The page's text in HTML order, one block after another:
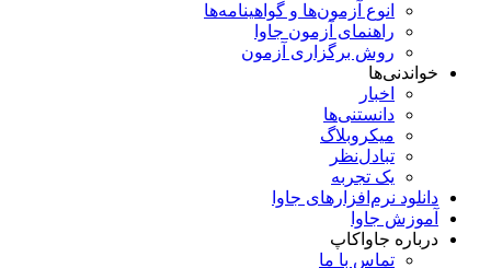
انوع آزمون‌ها و گواهینامه‌ها
راهنمای آزمون جاوا
روش برگزاری آزمون
خواندنی‌ها
اخبار
دانستنی‌ها
میکروبلاگ
تبادل‌نظر
یک تجربه
دانلود نرم‌افزارهای جاوا
آموزش جاوا
درباره جاواکاپ
تماس با ما